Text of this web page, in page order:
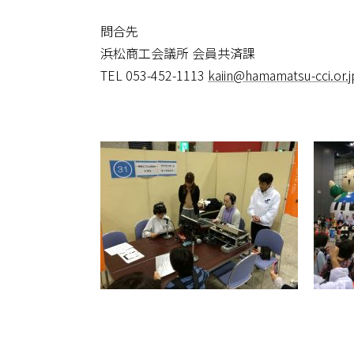
問合先
浜松商工会議所 会員共済課
TEL 053-452-1113 kaiin@hamamatsu-